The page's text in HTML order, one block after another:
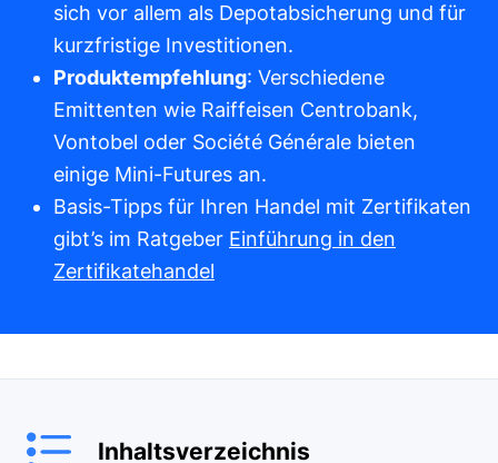
sich vor allem als Depotabsicherung und für
kurzfristige Investitionen.
Produktempfehlung: Verschiedene
Emittenten wie Raiffeisen Centrobank,
Vontobel oder Société Générale bieten
einige Mini-Futures an.
Basis-Tipps für Ihren Handel mit Zertifikaten
gibt’s im Ratgeber Einführung in den
Zertifikatehandel
Inhaltsverzeichnis